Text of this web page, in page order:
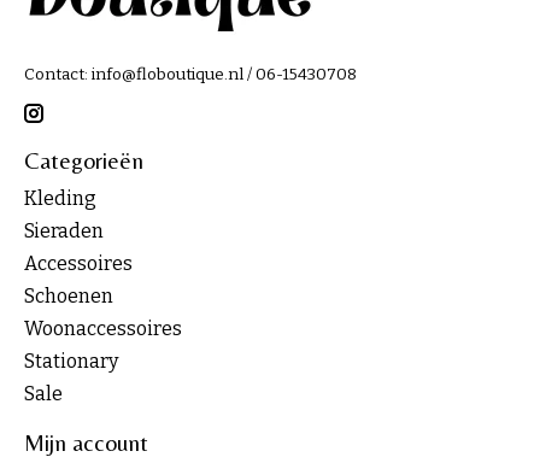
Contact: info@floboutique.nl/ 06-15430708
Categorieën
Kleding
Sieraden
Accessoires
Schoenen
Woonaccessoires
Stationary
Sale
Mijn account